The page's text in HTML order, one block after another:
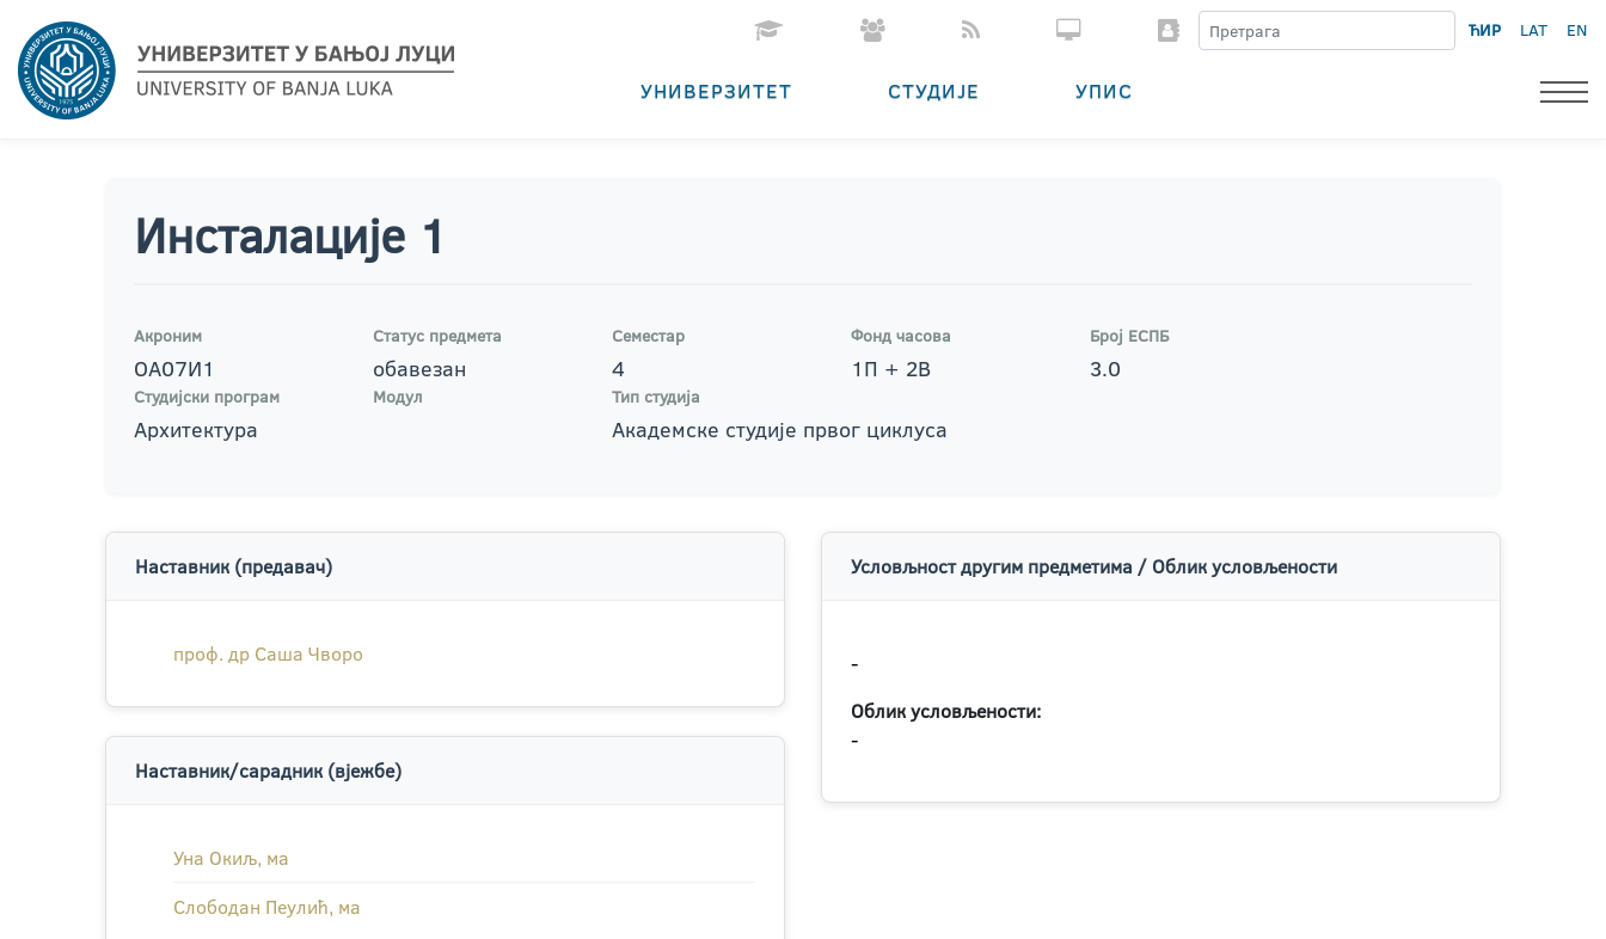
ЋИР LAT EN
УНИВЕРЗИТЕТ СТУДИЈЕ УПИС
Инсталације 1
Акроним
ОА07И1
Статус предмета
обавезан
Семестар
4
Фонд часова
1П + 2В
Број ЕСПБ
3.0
Студијски програм
Архитектура
Модул Тип студија
Академске студије првог циклуса
Наставник (предавач)
проф. др Саша Чворо
Наставник/сарадник (вјежбе)
Уна Окиљ, ма
Слободан Пеулић, ма
Условљност другим предметима / Облик условљености
-
Облик условљености:
-